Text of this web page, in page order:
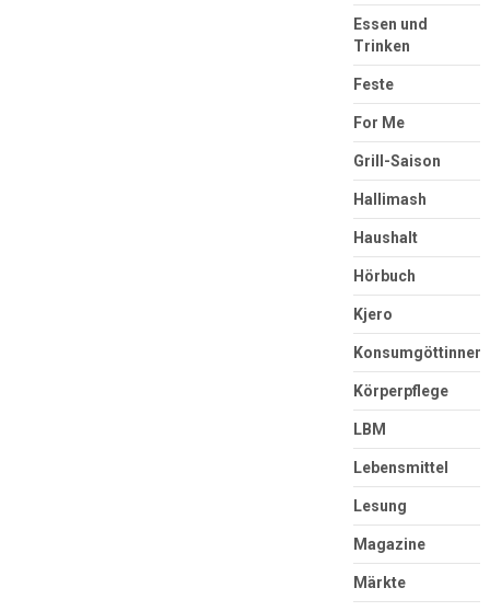
Essen und
Trinken
Feste
For Me
Grill-Saison
Hallimash
Haushalt
Hörbuch
Kjero
Konsumgöttinnen
Körperpflege
LBM
Lebensmittel
Lesung
Magazine
Märkte